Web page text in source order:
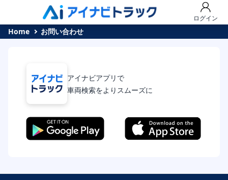
ログイン
Home お問い合わせ
アイナビアプリで
車両検索をよりスムーズに